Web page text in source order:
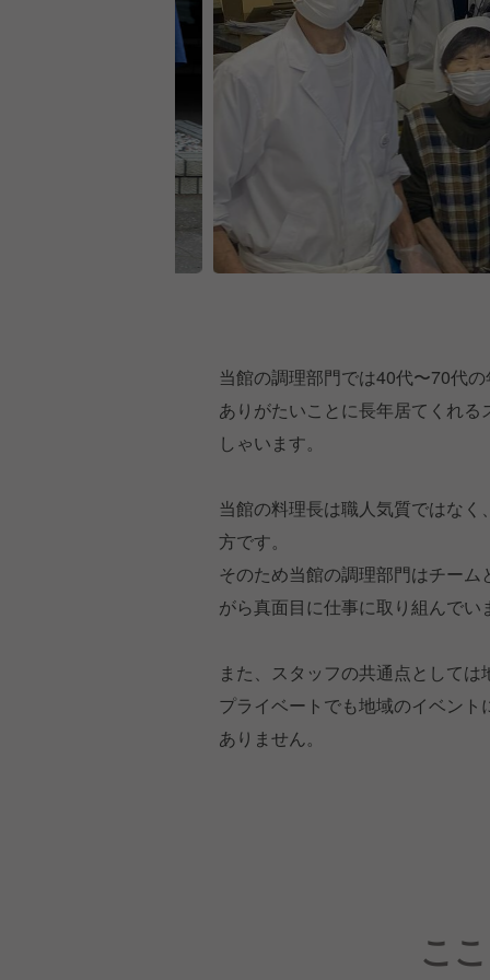
当館の調理部門では40代〜70代
ありがたいことに長年居てくれ
しゃいます。
当館の料理長は職人気質ではな
方です。
そのため当館の調理部門はチー
がら真面目に仕事に取り組んでい
また、スタッフの共通点として
プライベートでも地域のイベン
ありません。
こ